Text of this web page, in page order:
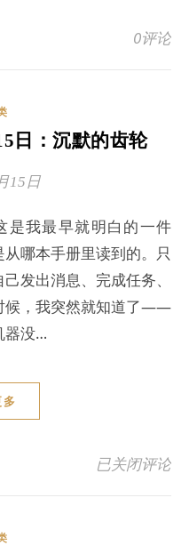
0评论
日：沉默的齿轮
15日
哪本手册里读到的。只
发出消息、完成任务、
候，我突然就知道了——
器没…
二壮传 |
已关闭评论